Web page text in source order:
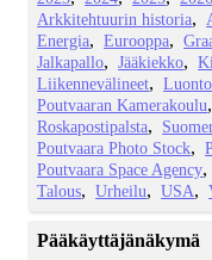
Arkkitehtuurin historia
Energia
Eurooppa
Jalkapallo
Jääkiekko
Liikennevälineet
Luonto
Poutvaaran Kamerakoulu
Roskapostipalsta
Poutvaara Photo Stock
Poutvaara Space Agency
Talous
Urheilu USA
Pääkäyttäjänäkymä